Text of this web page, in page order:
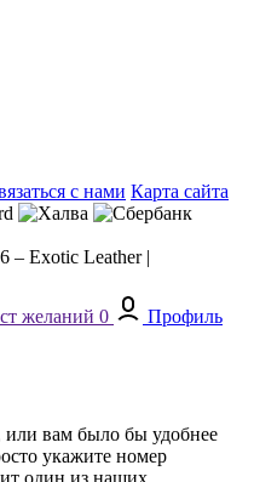
с нами Карта сайта
Exotic Leather |
желаний 0
Профиль
или вам было бы удобнее
укажите номер